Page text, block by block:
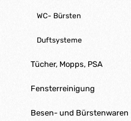
WC- Bürsten
Duftsysteme
Tücher, Mopps, PSA
Fensterreinigung
Besen- und Bürstenwaren